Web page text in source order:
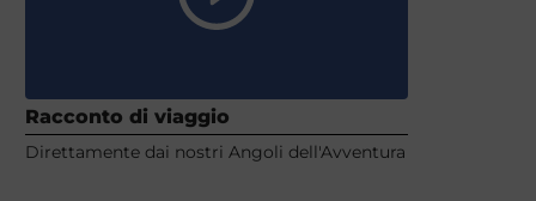
Racconto di viaggio
Direttamente dai nostri Angoli dell'Avventura